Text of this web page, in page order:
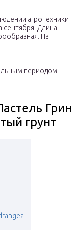
агротехники
сентября. Длина
На
периодом
Грин
грунт